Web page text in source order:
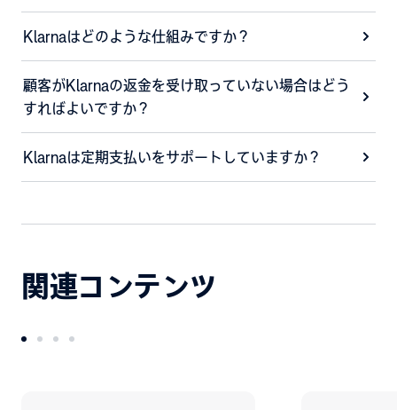
Klarnaはどのような仕組みですか？
顧客がKlarnaの返金を受け取っていない場合はどう
すればよいですか？
Klarnaは定期支払いをサポートしていますか？
関連コンテンツ